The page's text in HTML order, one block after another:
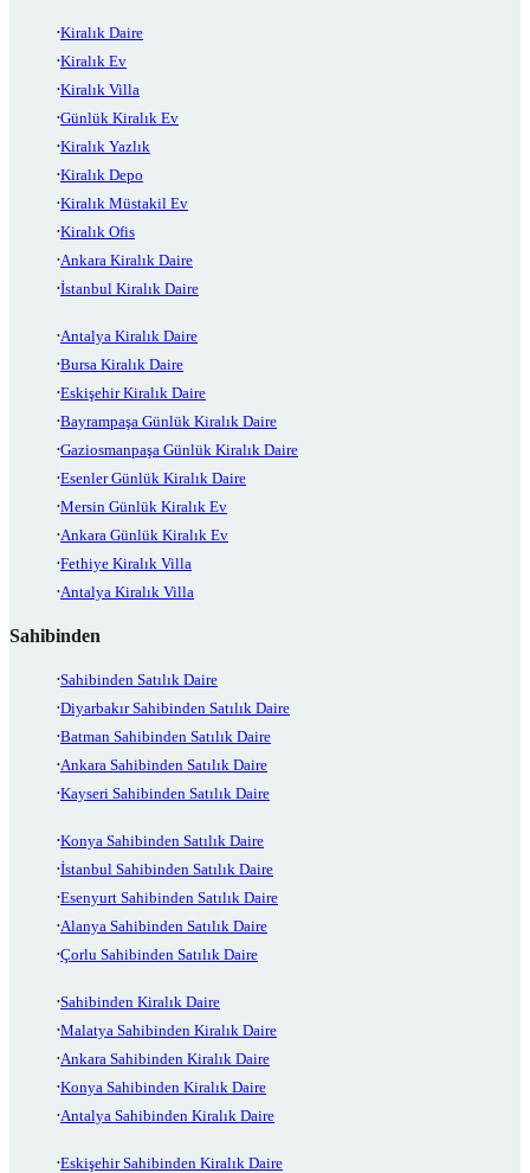
Kiralık Daire
Kiralık Ev
Kiralık Villa
Günlük Kiralık Ev
Kiralık Yazlık
Kiralık Depo
Kiralık Müstakil Ev
Kiralık Ofis
Ankara Kiralık Daire
İstanbul Kiralık Daire
Antalya Kiralık Daire
Bursa Kiralık Daire
Eskişehir Kiralık Daire
Bayrampaşa Günlük Kiralık Daire
Gaziosmanpaşa Günlük Kiralık Daire
Esenler Günlük Kiralık Daire
Mersin Günlük Kiralık Ev
Ankara Günlük Kiralık Ev
Fethiye Kiralık Villa
Antalya Kiralık Villa
Sahibinden
Sahibinden Satılık Daire
Diyarbakır Sahibinden Satılık Daire
Batman Sahibinden Satılık Daire
Ankara Sahibinden Satılık Daire
Kayseri Sahibinden Satılık Daire
Konya Sahibinden Satılık Daire
İstanbul Sahibinden Satılık Daire
Esenyurt Sahibinden Satılık Daire
Alanya Sahibinden Satılık Daire
Çorlu Sahibinden Satılık Daire
Sahibinden Kiralık Daire
Malatya Sahibinden Kiralık Daire
Ankara Sahibinden Kiralık Daire
Konya Sahibinden Kiralık Daire
Antalya Sahibinden Kiralık Daire
Eskişehir Sahibinden Kiralık Daire